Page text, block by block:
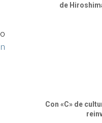
de
Con «C» de